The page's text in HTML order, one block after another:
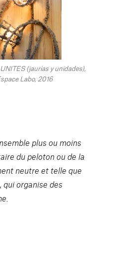
(jaurías y unidades),
Labo, 2016
plus ou moins
du peloton ou de la
neutre et telle que
qui organise des